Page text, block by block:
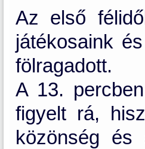
Az első
játékosaink
fölragadott.
A 13.
figyelt rá,
közönség